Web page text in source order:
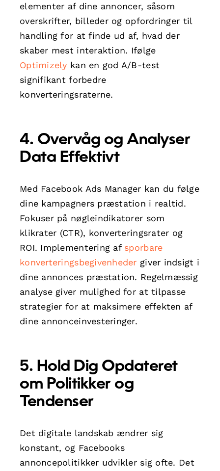
elementer af dine annoncer, såsom
overskrifter, billeder og opfordringer til
handling for at finde ud af, hvad der
skaber mest interaktion. Ifølge
Optimizely kan en god A/B-test
signifikant forbedre
konverteringsraterne.
4. Overvåg og Analyser
Data Effektivt
Med Facebook Ads Manager kan du følge
dine kampagners præstation i realtid.
Fokuser på nøgleindikatorer som
klikrater (CTR), konverteringsrater og
ROI. Implementering af sporbare
konverteringsbegivenheder giver indsigt i
dine annonces præstation. Regelmæssig
analyse giver mulighed for at tilpasse
strategier for at maksimere effekten af
dine annonceinvesteringer.
5. Hold Dig Opdateret
om Politikker og
Tendenser
Det digitale landskab ændrer sig
konstant, og Facebooks
annoncepolitikker udvikler sig ofte. Det